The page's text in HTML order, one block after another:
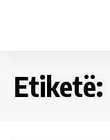
Etiketë: